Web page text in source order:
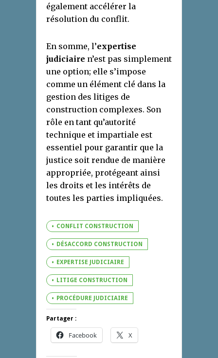
également accélérer la
résolution du conflit.
En somme, l’expertise
judiciaire n’est pas simplement
une option; elle s’impose
comme un élément clé dans la
gestion des litiges de
construction complexes. Son
rôle en tant qu’autorité
technique et impartiale est
essentiel pour garantir que la
justice soit rendue de manière
appropriée, protégeant ainsi
les droits et les intérêts de
toutes les parties impliquées.
CONFLIT CONSTRUCTION
DÉSACCORD CONSTRUCTION
EXPERTISE JUDICIAIRE
LITIGE CONSTRUCTION
PROCÉDURE JUDICIAIRE
Partager :
Facebook X